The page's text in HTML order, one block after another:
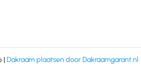
| Dakraam plaatsen door Dakraamgarant.nl